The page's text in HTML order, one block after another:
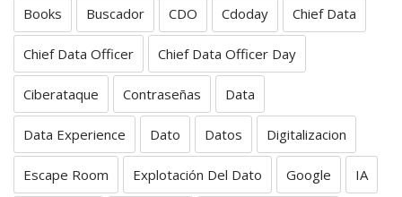
Books Buscador CDO Cdoday Chief Data
Chief Data Officer Chief Data Officer Day
Ciberataque Contraseñas Data
Data Experience Dato Datos Digitalizacion
Escape Room Explotación Del Dato Google IA